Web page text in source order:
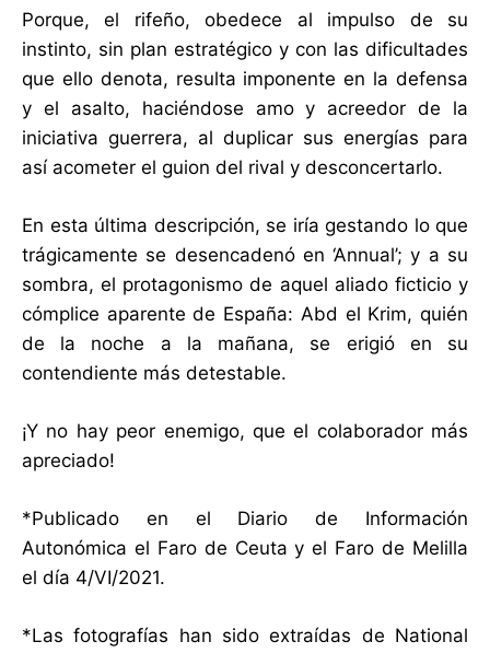
Porque, el rifeño, obedece al impulso de su
instinto, sin plan estratégico y con las dificultades
que ello denota, resulta imponente en la defensa
y el asalto, haciéndose amo y acreedor de la
iniciativa guerrera, al duplicar sus energías para
así acometer el guion del rival y desconcertarlo.
En esta última descripción, se iría gestando lo que
trágicamente se desencadenó en ‘Annual’; y a su
sombra, el protagonismo de aquel aliado ficticio y
cómplice aparente de España: Abd el Krim, quién
de la noche a la mañana, se erigió en su
contendiente más detestable.
¡Y no hay peor enemigo, que el colaborador más
apreciado!
*Publicado en el Diario de Información
Autonómica el Faro de Ceuta y el Faro de Melilla
el día 4/VI/2021.
*Las fotografías han sido extraídas de National